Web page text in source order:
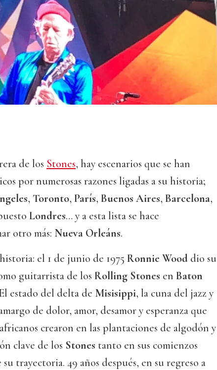
de los Stones, hay escenarios que se han
por numerosas razones ligadas a su historia;
, Toronto, París, Buenos Aires, Barcelona,
Londres… y a esta lista se hace
otro más: Nueva Orleáns.
el 1 de junio de 1975 Ronnie Wood dio su
guitarrista de los Rolling Stones en Baton
estado del delta de Misisippi, la cuna del jazz y
de dolor, amor, desamor y esperanza que
crearon en las plantaciones de algodón y
clave de los Stones tanto en sus comienzos
trayectoria. 49 años después, en su regreso a